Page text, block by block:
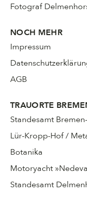
Fotograf
NOCH MEHR
Impressum
AGB
TRAUORTE
Standesamt
Lür-Kropp-Hof /
Botanika
Motoryacht
Standesamt